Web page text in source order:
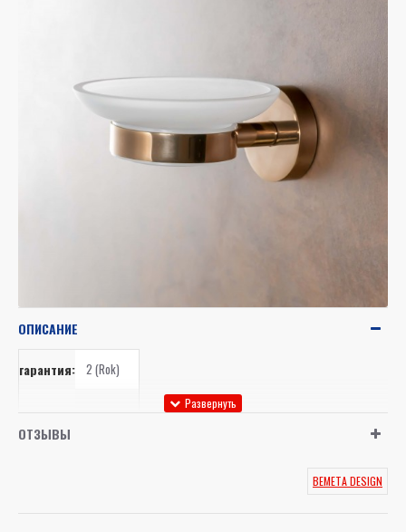
ОПИСАНИЕ
гарантия: 2 (Rok)
объем:
ОТЗЫВЫ
BEMETA DESIGN